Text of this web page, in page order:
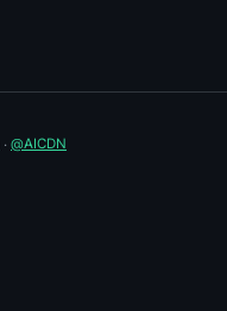
· @AICDN